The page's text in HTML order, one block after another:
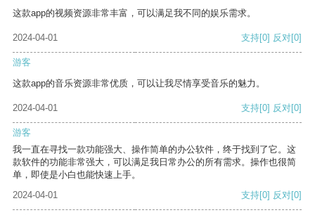
这款app的视频资源非常丰富，可以满足我不同的娱乐需求。
2024-04-01 支持[0] 反对[0]
游客
这款app的音乐资源非常优质，可以让我尽情享受音乐的魅力。
2024-04-01 支持[0] 反对[0]
游客
我一直在寻找一款功能强大、操作简单的办公软件，终于找到了它。这
款软件的功能非常强大，可以满足我日常办公的所有需求。操作也很简
单，即使是小白也能快速上手。
2024-04-01
支持[0] 反对[0]